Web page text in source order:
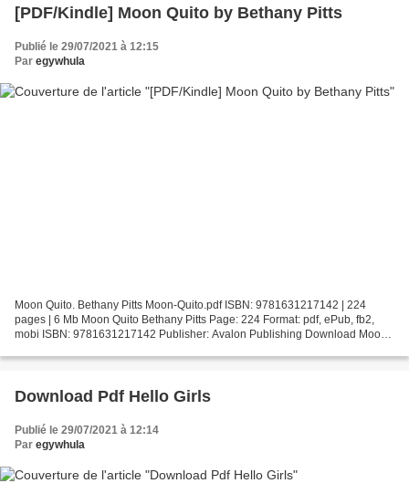
[PDF/Kindle] Moon Quito by Bethany Pitts
Publié le 29/07/2021 à 12:15
Par egywhula
Moon Quito. Bethany Pitts Moon-Quito.pdf ISBN: 9781631217142 | 224
pages | 6 Mb Moon Quito Bethany Pitts Page: 224 Format: pdf, ePub, fb2,
mobi ISBN: 9781631217142 Publisher: Avalon Publishing Download Moon
Download Pdf Hello Girls
Publié le 29/07/2021 à 12:14
Par egywhula